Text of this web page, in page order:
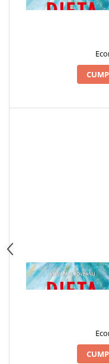
1 x DIETA MINTII